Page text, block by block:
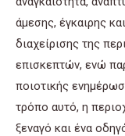
άμεσης, έγκαιρης
διαχείρισης της
επισκεπτών, ενώ
ποιοτικής
τρόπο αυτό, η
ξεναγό και ένα